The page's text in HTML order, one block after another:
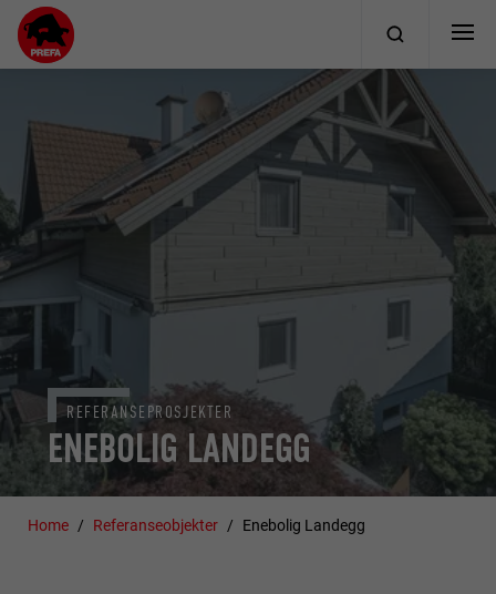
ENEBOLIG LANDEGG
REFERANSEPROSJEKTER
Home Referanseobjekter Enebolig Landegg